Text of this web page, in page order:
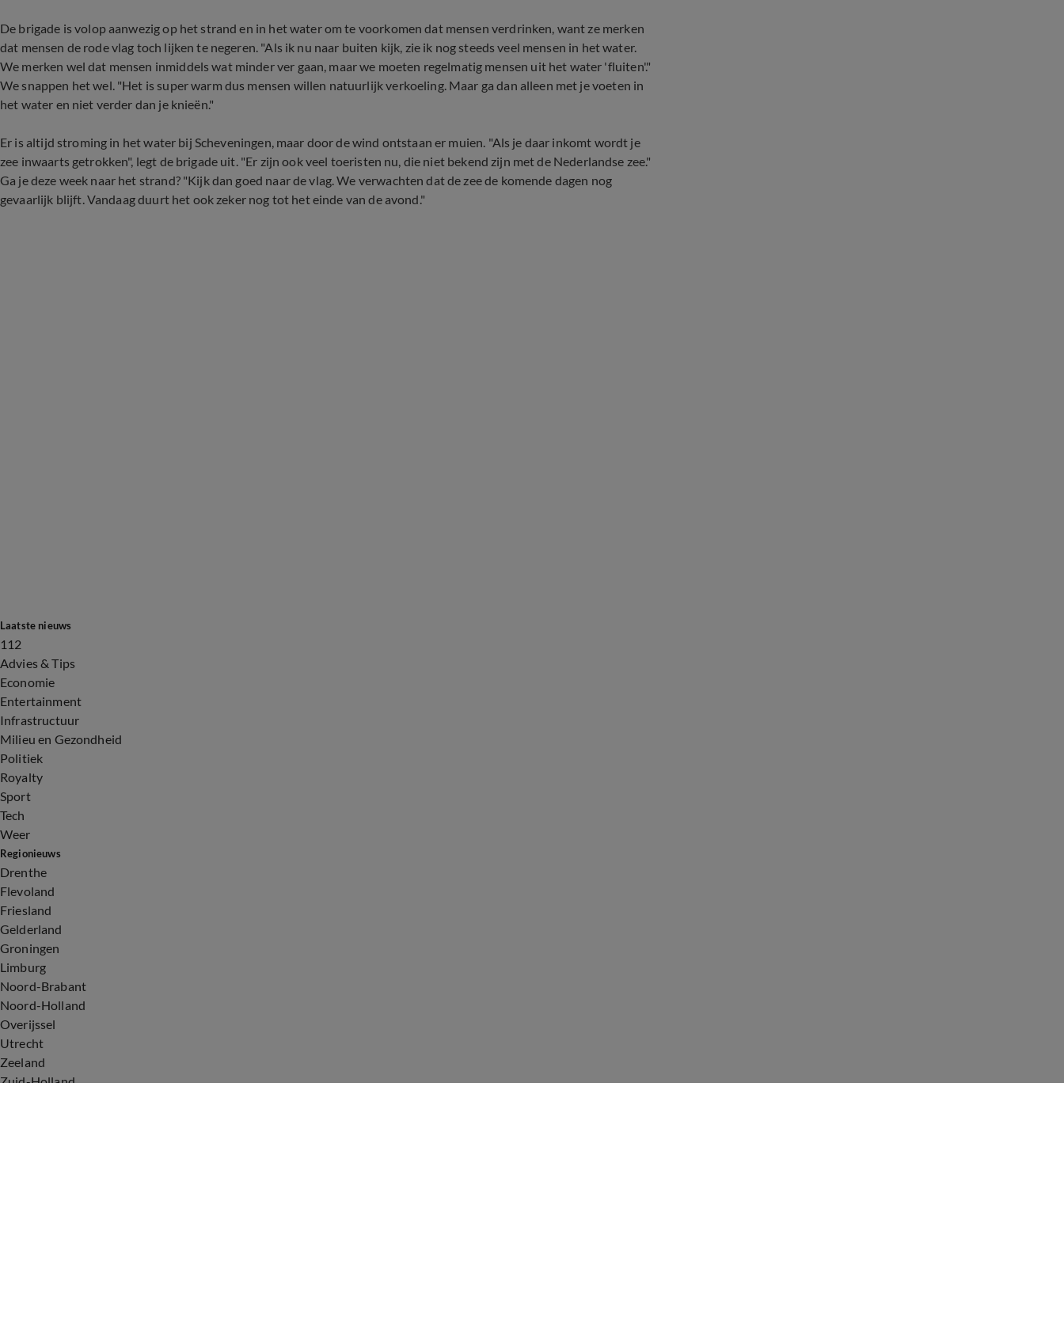
De brigade is volop aanwezig op het strand en in het water om te voorkomen dat mensen verdrinken, want ze merken
dat mensen de rode vlag toch lijken te negeren. "Als ik nu naar buiten kijk, zie ik nog steeds veel mensen in het water.
We merken wel dat mensen inmiddels wat minder ver gaan, maar we moeten regelmatig mensen uit het water 'fluiten'."
We snappen het wel. "Het is super warm dus mensen willen natuurlijk verkoeling. Maar ga dan alleen met je voeten in
het water en niet verder dan je knieën."
Er is altijd stroming in het water bij Scheveningen, maar door de wind ontstaan er muien. "Als je daar inkomt wordt je
zee inwaarts getrokken", legt de brigade uit. "Er zijn ook veel toeristen nu, die niet bekend zijn met de Nederlandse zee."
Ga je deze week naar het strand? "Kijk dan goed naar de vlag. We verwachten dat de zee de komende dagen nog
gevaarlijk blijft. Vandaag duurt het ook zeker nog tot het einde van de avond."
Laatste nieuws
112
Advies & Tips
Economie
Entertainment
Infrastructuur
Milieu en Gezondheid
Politiek
Royalty
Sport
Tech
Weer
Regionieuws
Drenthe
Flevoland
Friesland
Gelderland
Groningen
Limburg
Noord-Brabant
Noord-Holland
Overijssel
Utrecht
Zeeland
Zuid-Holland